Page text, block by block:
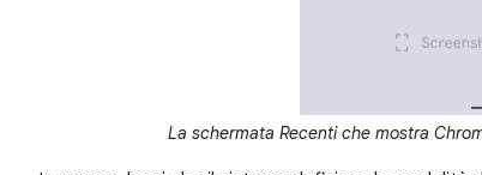
La schermata Recenti che mostra